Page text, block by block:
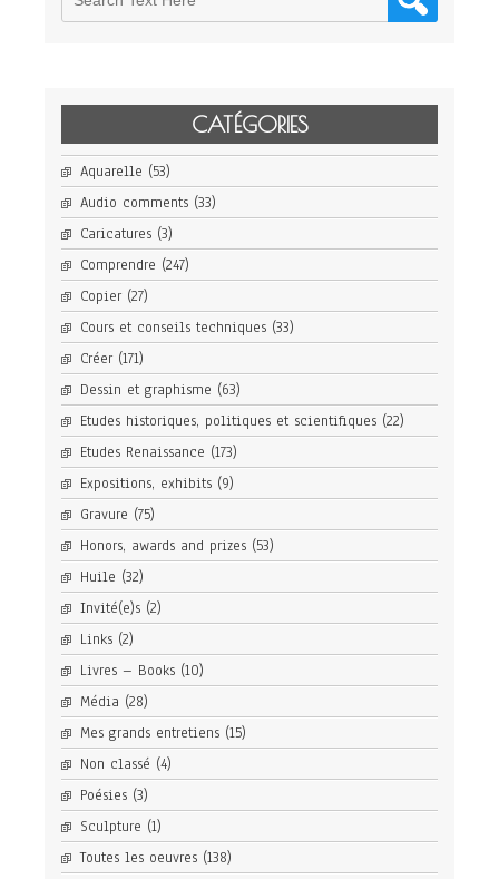
CATÉGORIES
Aquarelle (53)
Audio comments (33)
Caricatures (3)
Comprendre (247)
Copier (27)
Cours et conseils techniques (33)
Créer (171)
Dessin et graphisme (63)
Etudes historiques, politiques et scientifiques (22)
Etudes Renaissance (173)
Expositions, exhibits (9)
Gravure (75)
Honors, awards and prizes (53)
Huile (32)
Invité(e)s (2)
Links (2)
Livres – Books (10)
Média (28)
Mes grands entretiens (15)
Non classé (4)
Poésies (3)
Sculpture (1)
Toutes les oeuvres (138)